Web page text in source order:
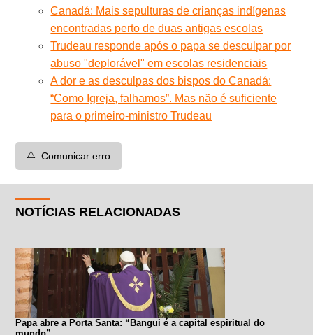
Canadá: Mais sepulturas de crianças indígenas
encontradas perto de duas antigas escolas
Trudeau responde após o papa se desculpar por
abuso "deplorável" em escolas residenciais
A dor e as desculpas dos bispos do Canadá:
“Como Igreja, falhamos”. Mas não é suficiente
para o primeiro-ministro Trudeau
⚠️ Comunicar erro
NOTÍCIAS RELACIONADAS
Papa abre a Porta Santa: “Bangui é a capital espiritual do